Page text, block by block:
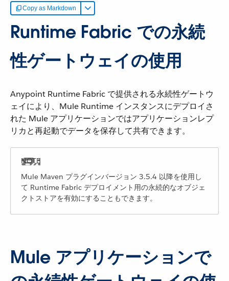
Copy as Markdown
Runtime Fabric での永続
性ゲートウェイの使用
Anypoint Runtime Fabric で提供される永続性ゲートウ
ェイにより、Mule Runtime インスタンスにデプロイさ
れた Mule アプリケーションではアプリケーションレプ
リカと再起動でデータを保存して共有できます。
Mule Maven プラグインバージョン 3.5.4 以降を使用し
て Runtime Fabric デプロイメント用の永続的なオブジェ
クトストアを有効にすることもできます。
Mule アプリケーションで